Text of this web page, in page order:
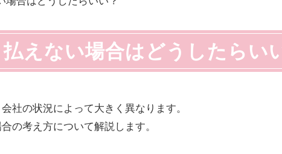
えない場合はどうしたらい
社の状況によって大きく異なります。
の考え方について解説します。